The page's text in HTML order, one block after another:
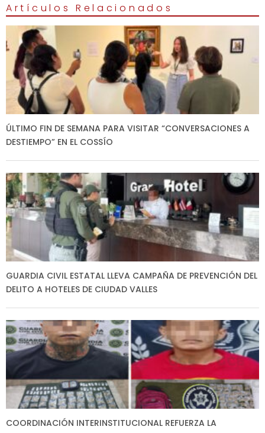
Artículos Relacionados
ÚLTIMO FIN DE SEMANA PARA VISITAR “CONVERSACIONES A
DESTIEMPO” EN EL COSSÍO
GUARDIA CIVIL ESTATAL LLEVA CAMPAÑA DE PREVENCIÓN DEL
DELITO A HOTELES DE CIUDAD VALLES
COORDINACIÓN INTERINSTITUCIONAL REFUERZA LA